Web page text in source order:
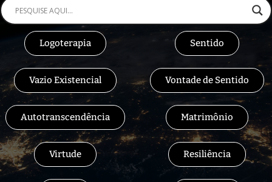
Logoterapia Sentido
Vazio Existencial Vontade de Sentido
Autotranscendência Matrimônio
Virtude Resiliência